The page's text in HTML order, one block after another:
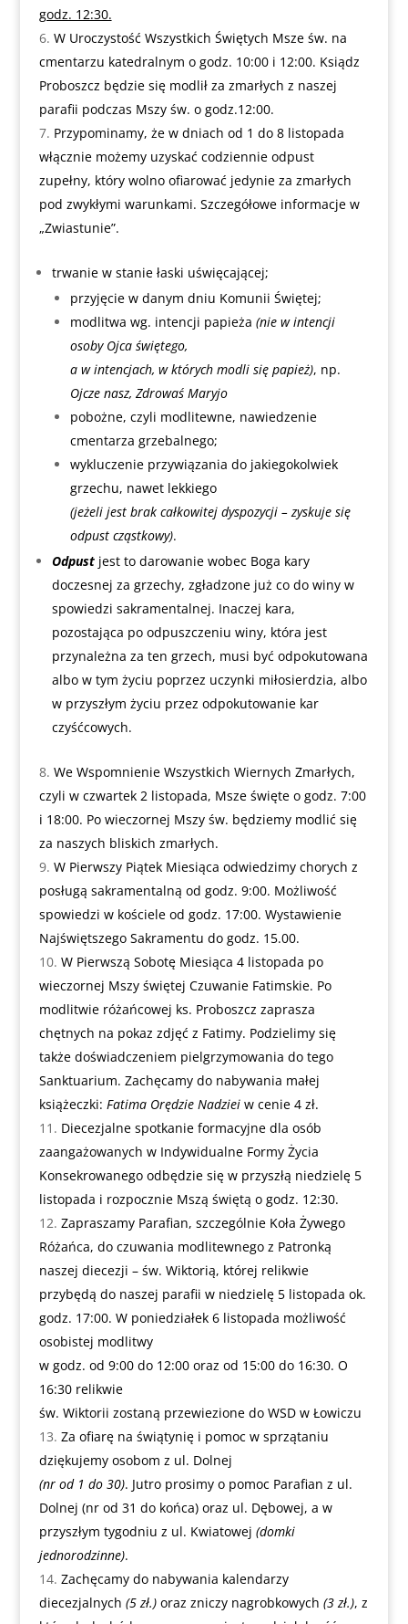
godz. 12:30.
W Uroczystość Wszystkich Świętych Msze św. na
cmentarzu katedralnym o godz. 10:00 i 12:00. Ksiądz
Proboszcz będzie się modlił za zmarłych z naszej
parafii podczas Mszy św. o godz.12:00.
Przypominamy, że w dniach od 1 do 8 listopada
włącznie możemy uzyskać codziennie odpust
zupełny, który wolno ofiarować jedynie za zmarłych
pod zwykłymi warunkami. Szczegółowe informacje w
„Zwiastunie”.
trwanie w stanie łaski uświęcającej;
przyjęcie w danym dniu Komunii Świętej;
modlitwa wg. intencji papieża (nie w intencji
osoby Ojca świętego,
a w intencjach, w których modli się papież), np.
Ojcze nasz, Zdrowaś Maryjo
pobożne, czyli modlitewne, nawiedzenie
cmentarza grzebalnego;
wykluczenie przywiązania do jakiegokolwiek
grzechu, nawet lekkiego
(jeżeli jest brak całkowitej dyspozycji – zyskuje się
odpust cząstkowy).
Odpustjest to darowanie wobec Boga kary
doczesnej za grzechy, zgładzone już co do winy w
spowiedzi sakramentalnej. Inaczej kara,
pozostająca po odpuszczeniu winy, która jest
przynależna za ten grzech, musi być odpokutowana
albo w tym życiu poprzez uczynki miłosierdzia, albo
w przyszłym życiu przez odpokutowanie kar
czyśćcowych.
We Wspomnienie Wszystkich Wiernych Zmarłych,
czyli w czwartek 2 listopada, Msze święte o godz. 7:00
i 18:00. Po wieczornej Mszy św. będziemy modlić się
za naszych bliskich zmarłych.
W Pierwszy Piątek Miesiąca odwiedzimy chorych z
posługą sakramentalną od godz. 9:00. Możliwość
spowiedzi w kościele od godz. 17:00. Wystawienie
Najświętszego Sakramentu do godz. 15.00.
W Pierwszą Sobotę Miesiąca 4 listopada po
wieczornej Mszy świętej Czuwanie Fatimskie. Po
modlitwie różańcowej ks. Proboszcz zaprasza
chętnych na pokaz zdjęć z Fatimy. Podzielimy się
także doświadczeniem pielgrzymowania do tego
Sanktuarium. Zachęcamy do nabywania małej
książeczki: Fatima Orędzie Nadzieiw cenie 4 zł.
Diecezjalne spotkanie formacyjne dla osób
zaangażowanych w Indywidualne Formy Życia
Konsekrowanego odbędzie się w przyszłą niedzielę 5
listopada i rozpocznie Mszą świętą o godz. 12:30.
Zapraszamy Parafian, szczególnie Koła Żywego
Różańca, do czuwania modlitewnego z Patronką
naszej diecezji – św. Wiktorią, której relikwie
przybędą do naszej parafii w niedzielę 5 listopada ok.
godz. 17:00. W poniedziałek 6 listopada możliwość
osobistej modlitwy
w godz. od 9:00 do 12:00 oraz od 15:00 do 16:30. O
16:30 relikwie
św. Wiktorii zostaną przewiezione do WSD w Łowiczu
Za ofiarę na świątynię i pomoc w sprzątaniu
dziękujemy osobom z ul. Dolnej
(nr od 1 do 30). Jutro prosimy o pomoc Parafian z ul.
Dolnej (nr od 31 do końca) oraz ul. Dębowej, a w
przyszłym tygodniu z ul. Kwiatowej (domki
jednorodzinne).
Zachęcamy do nabywania kalendarzy
diecezjalnych (5 zł.)oraz zniczy nagrobkowych (3 zł.), z